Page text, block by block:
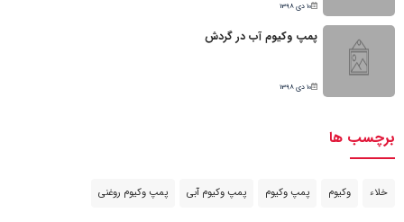
10 دی 1398
پمپ وکیوم آب در گردش
10 دی 1398
برچسب ها
خلاء وکیوم پمپ وکیوم پمپ وکیوم آبی پمپ وکیوم روغنی